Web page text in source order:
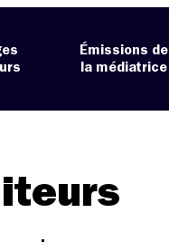
Émissions de
la médiatrice